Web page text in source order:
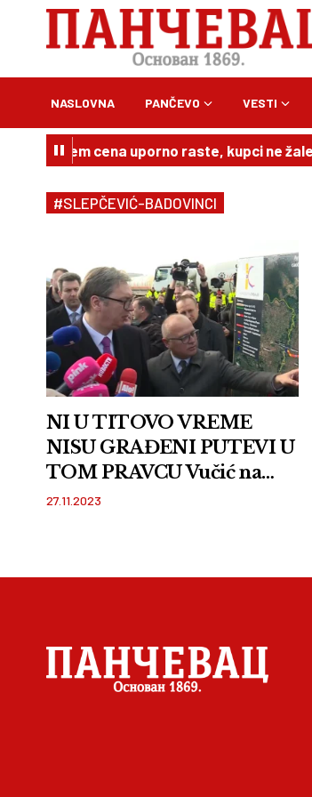
NASLOVNA PANČEVO VESTI
kojem cena uporno raste, kupci ne
#SLEPČEVIĆ-BADOVINCI
NI U TITOVO VREME
NISU GRAĐENI PUTEVI U
TOM PRAVCU Vučić na
obeležavanju početka
27.11.2023